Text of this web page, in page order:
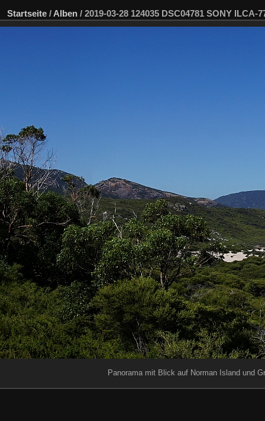
Startseite / Alben / 2019-03-28 124035 DSC04781 SONY ILCA-
Panorama mit Blick auf Norman Island und